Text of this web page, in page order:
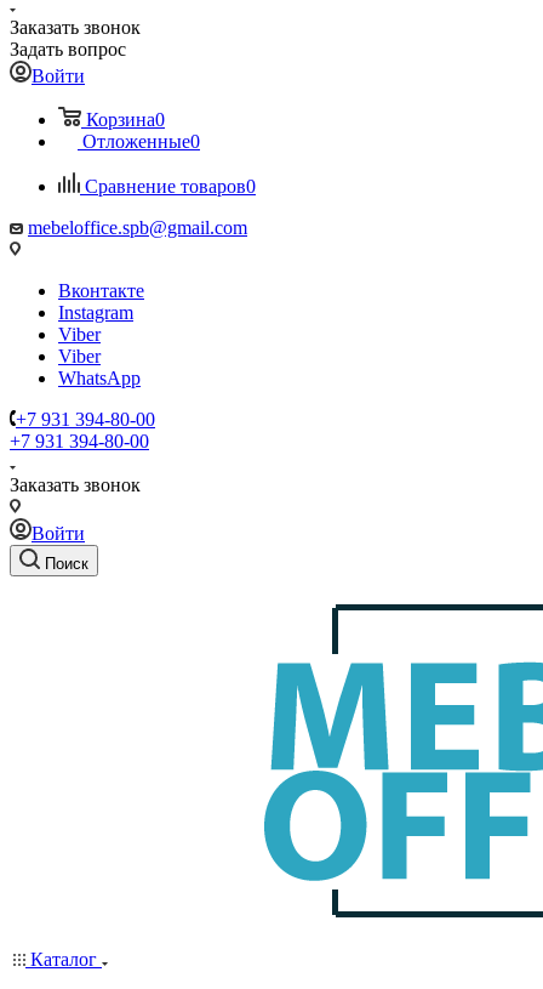
Заказать звонок
Задать вопрос
Войти
Корзина0
Отложенные0
Сравнение товаров0
mebeloffice.spb@gmail.com
Вконтакте
Instagram
Viber
Viber
WhatsApp
+7 931 394-80-00
+7 931 394-80-00
Заказать звонок
Войти
Поиск
Каталог